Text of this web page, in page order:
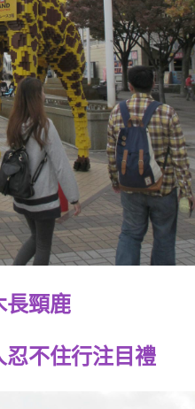
長頸鹿
忍不住行注目禮